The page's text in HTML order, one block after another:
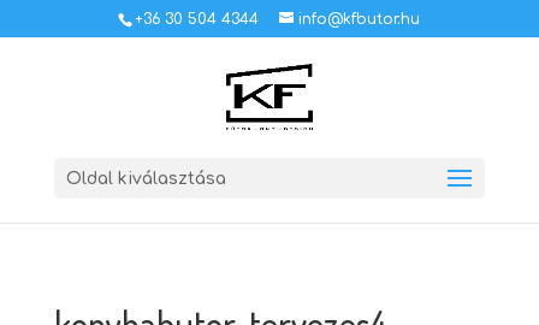
+36 30 504 4344 info@kfbutor.hu
Oldal kiválasztása